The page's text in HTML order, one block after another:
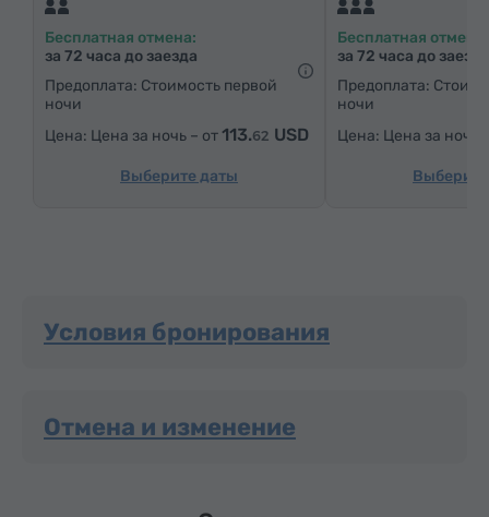
Обеденный стол Стул
Сейф Телефон Услуга «звонок-будильник»
Паркетные полы
Утюг с гладильной доской (по запросу)
Бесплатная отмена:
за 72 часа до заезда
Предоплата: Стоимость первой
ночи
Цена за ночь – от 113.62 USD
Выберите даты
Бесплатная отмена:
за 72 часа до заезда
Предоплата:
ночи
Цена за ночь
Условия бронирования
Отмена и изменение